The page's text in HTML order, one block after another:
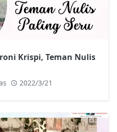
Krispi, Teman Nulis
2022/3/21